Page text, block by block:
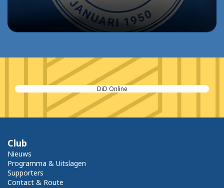
DiD Online
Club
Nieuws
Programma & Uitslagen
Supporters
Contact & Route